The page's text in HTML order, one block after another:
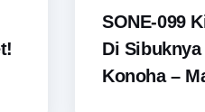
SONE-099
Di Sibuknya
Konoha –